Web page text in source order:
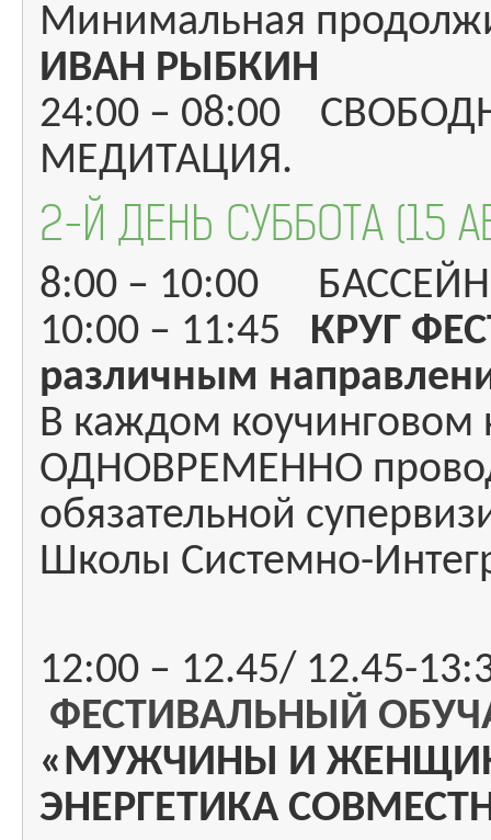
Минимальная
ИВАН РЫБКИН
24:00 – 08:00
МЕДИТАЦИЯ.
2-Й ДЕНЬ СУББОТА (15
8:00 – 10:00
10:00 – 11:45 КРУГ
различным
В каждом
ОДНОВРЕМЕННО
обязательной
Школы Системно-
12:00 – 12.45/ 12.45-
ФЕСТИВАЛЬНЫЙ
«МУЖЧИНЫ И
ЭНЕРГЕТИКА